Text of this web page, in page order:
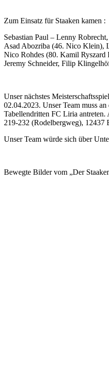
Zum Einsatz für Staaken kamen :
Sebastian Paul – Lenny
Asad Abozriba (46. Nico Klein),
Nico Rohdes (80. Kamil
Jeremy Schneider, Filip
Unser nächstes
02.04.2023. Unser Team muss
Tabellendritten FC Liria
219-232 (Rodelbergweg), 12437
Unser Team würde sich über
Bewegte Bilder vom „Der